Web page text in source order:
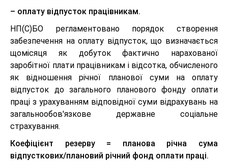
– оплату відпусток працівникам.
НП(С)БО регламентовано порядок створення
забезпечення на оплату відпусток, що визначається
щомісяця як добуток фактично нарахованої
заробітної плати працівникам і відсотка, обчисленого
як відношення річної планової суми на оплату
відпусток до загального планового фонду оплати
праці з урахуванням відповідної суми відрахувань на
загальнообов'язкове державне соціальне
страхування.
Коефіцієнт резерву = планова річна сума
відпусткових/плановий річний фонд оплати праці.